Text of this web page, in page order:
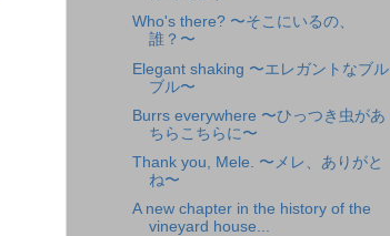
Who's there? 〜そこにいるの、
誰？〜
Elegant shaking 〜エレガントなブル
ブル〜
Burrs everywhere 〜ひっつき虫があ
ちらこちらに〜
Thank you, Mele. 〜メレ、ありがと
ね〜
A new chapter in the history of the
vineyard house...